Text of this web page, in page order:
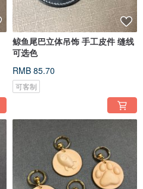
鲸鱼尾巴立体吊饰 手工皮件 缝线
可选色
RMB 85.70
可客制